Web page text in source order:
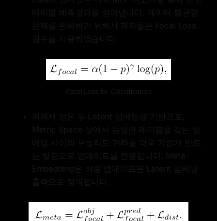
레이블 예측결과를 얻어냅니다. 데이터 불균형
문제를 완화하기 위해서 저자들은 Focal Loss
함수를 사용하였습니다.
Focal Loss for Classification
위에서 얻은 두 Latent 임베딩을 기반으로,
Metric Space 상에서 동일한 레이블을 갖는 임
베딩 사이의 유클리드 거리를 더욱 가깝게 만드
는 방향으로 업데이트를 진행합니다. Meta-
Embedding은 최종 업데이트된 Latent 임베딩
출력으로 정의됩니다.